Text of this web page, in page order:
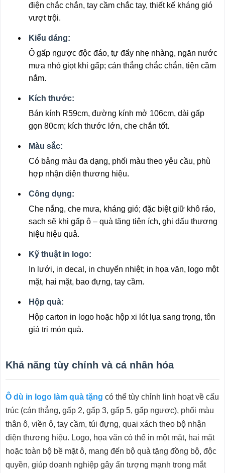
điện chắc chắn, tay cầm chắc tay, thiết kế kháng gió
vượt trội.
Kiểu dáng:
Ô gấp ngược độc đáo, tự đẩy nhẹ nhàng, ngăn nước
mưa nhỏ giọt khi gấp; cán thẳng chắc chắn, tiện cầm
nắm.
Kích thước:
Bán kính R59cm, đường kính mở 106cm, dài gấp
gọn 80cm; kích thước lớn, che chắn tốt.
Màu sắc:
Có bảng màu đa dạng, phối màu theo yêu cầu, phù
hợp nhận diện thương hiệu.
Công dụng:
Che nắng, che mưa, kháng gió; đặc biệt giữ khô ráo,
sạch sẽ khi gấp ô – quà tặng tiện ích, ghi dấu thương
hiệu hiệu quả.
Kỹ thuật in logo:
In lưới, in decal, in chuyển nhiệt; in họa văn, logo một
mặt, hai mặt, bao đựng, tay cầm.
Hộp quà:
Hộp carton in logo hoặc hộp xi lót lụa sang trọng, tôn
giá trị món quà.
Khả năng tùy chỉnh và cá nhân hóa
Ô dù in logo làm quà tặng có thể tùy chỉnh linh hoạt về cấu
trúc (cán thẳng, gấp 2, gấp 3, gấp 5, gấp ngược), phối màu
thân ô, viền ô, tay cầm, túi đựng, quai xách theo bộ nhận
diện thương hiệu. Logo, họa văn có thể in một mặt, hai mặt
hoặc toàn bộ bề mặt ô, mang đến bộ quà tặng đồng bộ, độc
quyền, giúp doanh nghiệp gây ấn tượng mạnh trong mắt